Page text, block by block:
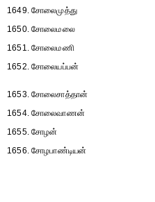
1649. சோலைமுத்து
1650. சோலைமலை
1651. சோலைமணி
1652. சோலையப்பன்
1653. சோலைசாத்தான்
1654. சோலைவாணன்
1655. சோழன்
1656. சோழபாண்டியன்